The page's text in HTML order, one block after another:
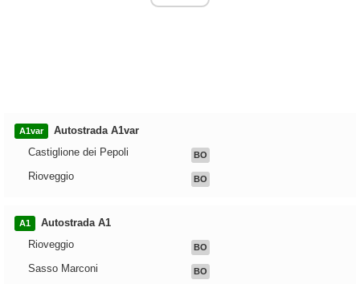
A1var
Autostrada A1var
Castiglione dei Pepoli
BO
Rioveggio BO
A1
Autostrada A1
Rioveggio
BO
Sasso Marconi BO